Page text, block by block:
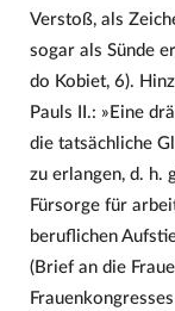
Verstoß, als
sogar als Sünde
do Kobiet, 6).
Pauls II.: »Eine
die tatsächliche
zu erlangen, d. h.
Fürsorge für
beruflichen
(Brief an die